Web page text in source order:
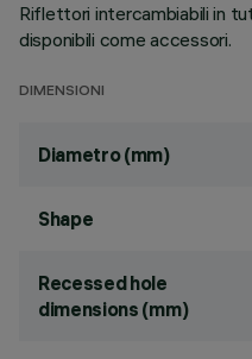
Riflettori intercambiabili in
disponibili come accessori.
DIMENSIONI
Diametro (mm)
Shape
Recessed hole
dimensions (mm)